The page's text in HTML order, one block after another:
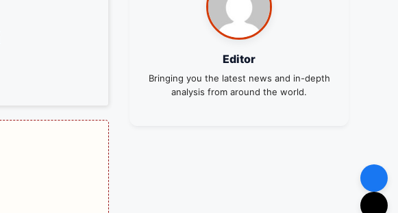
Editor
Bringing you the latest news and in-depth
analysis from around the world.